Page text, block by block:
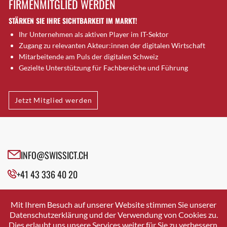
Brütten
Bubendorf
Bubikon
Buchs (SG)
Burgdorf
Bülach
Cazis
Cham
Davos Platz
Davos Platz 1
Dietikon
Dietlikon
FIRMENMITGLIED WERDEN
STÄRKEN SIE IHRE SICHTBARKEIT IM MARKT!
Ihr Unternehmen als aktiven Player im IT-Sektor
Zugang zu relevanten Akteur:innen der digitalen Wirtschaft
Mitarbeitende am Puls der digitalen Schweiz
Gezielte Unterstützung für Fachbereiche und Führung
Jetzt Mitglied werden
INFO@SWISSICT.CH
+41 43 336 40 20
SWISSICT
VULKANSTRASSE 120
8048 ZURICH
Mit Ihrem Besuch auf unserer Website stimmen Sie unserer
Datenschutzerklärung und der Verwendung von Cookies zu.
Dies erlaubt uns unsere Services weiter für Sie zu verbessern.